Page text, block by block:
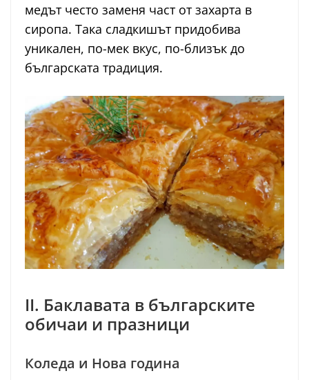
медът често заменя част от захарта в
сиропа. Така сладкишът придобива
уникален, по-мек вкус, по-близък до
българската традиция.
II. Баклавата в българските
обичаи и празници
Коледа и Нова година